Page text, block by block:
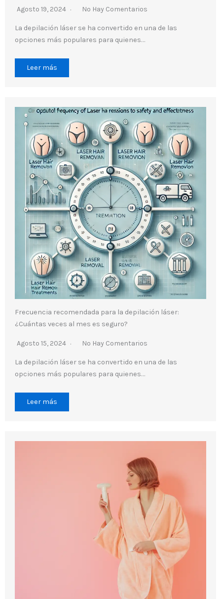
Agosto 19, 2024 No Hay Comentarios
La depilación láser se ha convertido en una de las
opciones más populares para quienes…
Leer más
Frecuencia recomendada para la depilación láser:
¿Cuántas veces al mes es seguro?
Agosto 15, 2024 No Hay Comentarios
La depilación láser se ha convertido en una de las
opciones más populares para quienes…
Leer más